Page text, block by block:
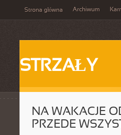
Strona główna Archiwum
STRZAŁY
NA WAKACJE
PRZEDE